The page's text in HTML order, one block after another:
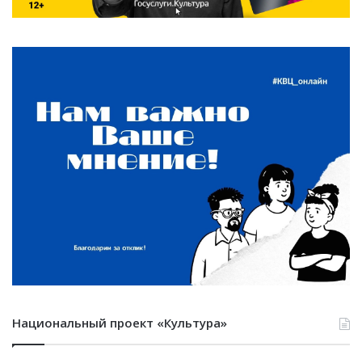
Национальный проект «Культура»